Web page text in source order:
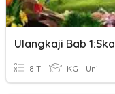
8 T KG - Uni